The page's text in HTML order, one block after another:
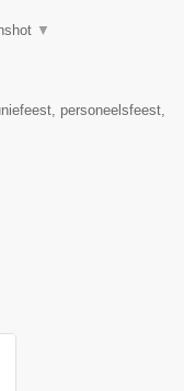
▼
personeelsfeest,